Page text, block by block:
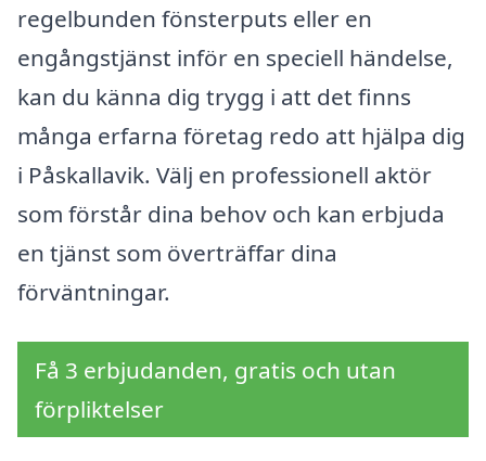
regelbunden fönsterputs eller en
engångstjänst inför en speciell händelse,
kan du känna dig trygg i att det finns
många erfarna företag redo att hjälpa dig
i Påskallavik. Välj en professionell aktör
som förstår dina behov och kan erbjuda
en tjänst som överträffar dina
förväntningar.
Få 3 erbjudanden, gratis och utan
förpliktelser